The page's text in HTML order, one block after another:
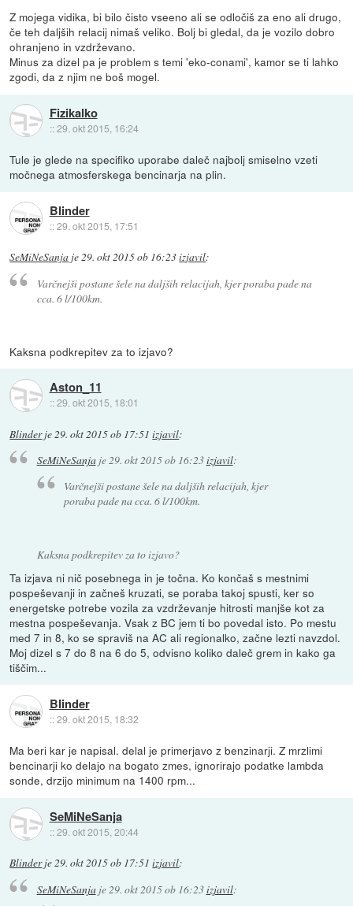
Z mojega vidika, bi bilo čisto vseeno ali se odločiš za eno ali drugo,
če teh daljših relacij nimaš veliko. Bolj bi gledal, da je vozilo dobro
ohranjeno in vzdrževano.
Minus za dizel pa je problem s temi 'eko-conami', kamor se ti lahko
zgodi, da z njim ne boš mogel.
Fizikalko
::29. okt 2015, 16:24
Tule je glede na specifiko uporabe daleč najbolj smiselno vzeti
močnega atmosferskega bencinarja na plin.
Blinder
::29. okt 2015, 17:51
SeMiNeSanja je29. okt 2015 ob 16:23izjavil:
Varčnejši postane šele na daljših relacijah, kjer poraba pade na
cca. 6 l/100km.
Kaksna podkrepitev za to izjavo?
Aston_11
::29. okt 2015, 18:01
Blinderje29. okt 2015 ob 17:51 izjavil:
SeMiNeSanjaje29. okt 2015 ob 16:23izjavil:
Varčnejši postane šele na daljših relacijah, kjer
poraba pade na cca. 6 l/100km.
Kaksna podkrepitev za to izjavo?
Ta izjava ni nič posebnega in je točna. Ko končaš s mestnimi
pospeševanji in začneš kruzati, se poraba takoj spusti, ker so
energetske potrebe vozila za vzdrževanje hitrosti manjše kot za
mestna pospeševanja. Vsak z BC jem ti bo povedal isto. Po mestu
med 7 in 8, ko se spraviš na AC ali regionalko, začne lezti navzdol.
Moj dizel s 7 do 8 na 6 do 5, odvisno koliko daleč grem in kako ga
tiščim...
Blinder
::29. okt 2015, 18:32
Ma beri kar je napisal. delal je primerjavo z benzinarji. Z mrzlimi
bencinarji ko delajo na bogato zmes, ignorirajo podatke lambda
sonde, drzijo minimum na 1400 rpm...
SeMiNeSanja
::29. okt 2015, 20:44
Blinderje29. okt 2015 ob 17:51 izjavil:
SeMiNeSanjaje 29. okt 2015 ob 16:23izjavil: